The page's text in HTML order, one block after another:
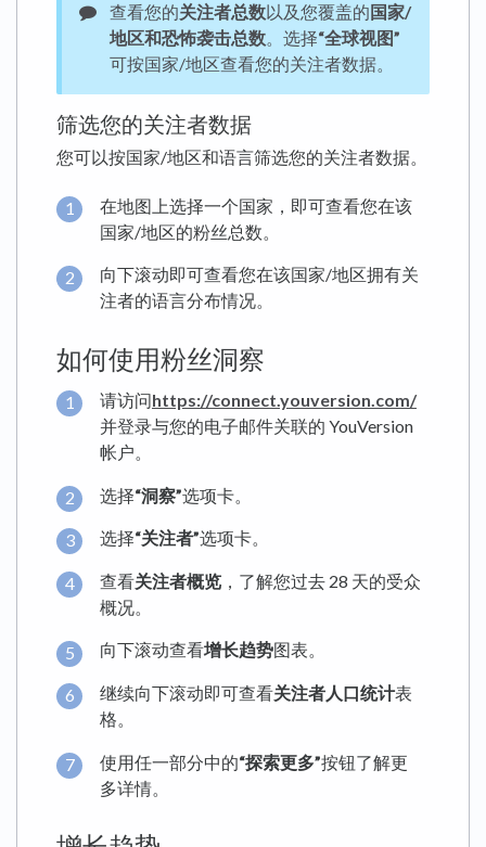
查看您的关注者总数以及您覆盖的国家/
地区和恐怖袭击总数。选择“全球视图”
可按国家/地区查看您的关注者数据。
筛选您的关注者数据
您可以按国家/地区和语言筛选您的关注者数据。
在地图上选择一个国家，即可查看您在该
国家/地区的粉丝总数。
向下滚动即可查看您在该国家/地区拥有关
注者的语言分布情况。
如何使用粉丝洞察
请访问https://connect.youversion.com/
并登录与您的电子邮件关联的 YouVersion
帐户。
选择“洞察”选项卡。
选择“关注者”选项卡。
查看关注者概览 ，了解您过去 28 天的受众
概况。
向下滚动查看增长趋势图表。
继续向下滚动即可查看关注者人口统计表
格。
使用任一部分中的“探索更多”按钮了解更
多详情。